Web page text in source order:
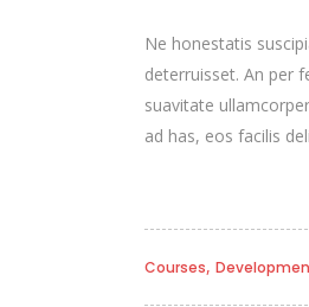
Ne honestatis
deterruisset. An per
suavitate
ad has, eos facilis
Courses,